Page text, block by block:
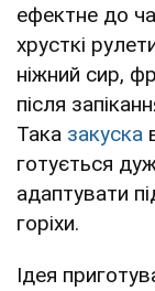
ефектне до
хрусткі
ніжний сир,
після
Така закуска
готується
адаптувати
горіхи.
Ідея